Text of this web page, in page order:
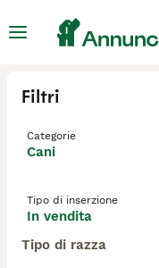
Filtri
Categorie
Cani
Tipo di inserzione
In vendita
Tipo di razza